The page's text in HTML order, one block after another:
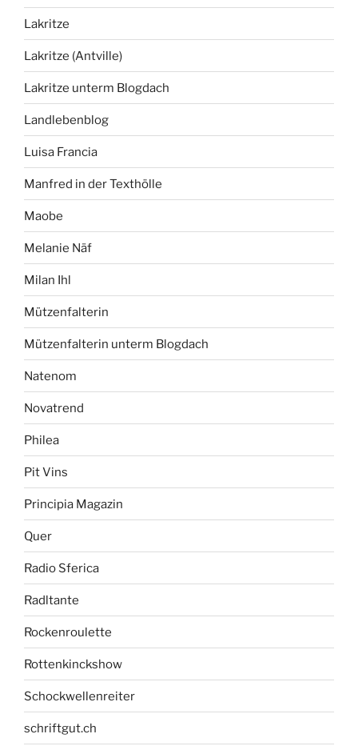
Lakritze
Lakritze (Antville)
Lakritze unterm Blogdach
Landlebenblog
Luisa Francia
Manfred in der Texthölle
Maobe
Melanie Näf
Milan Ihl
Mützenfalterin
Mützenfalterin unterm Blogdach
Natenom
Novatrend
Philea
Pit Vins
Principia Magazin
Quer
Radio Sferica
Radltante
Rockenroulette
Rottenkinckshow
Schockwellenreiter
schriftgut.ch